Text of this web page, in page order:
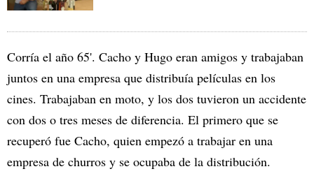
Corría el año 65'. Cacho y Hugo eran amigos y trabajaban
juntos en una empresa que distribuía películas en los
cines. Trabajaban en moto, y los dos tuvieron un accidente
con dos o tres meses de diferencia. El primero que se
recuperó fue Cacho, quien empezó a trabajar en una
empresa de churros y se ocupaba de la distribución.